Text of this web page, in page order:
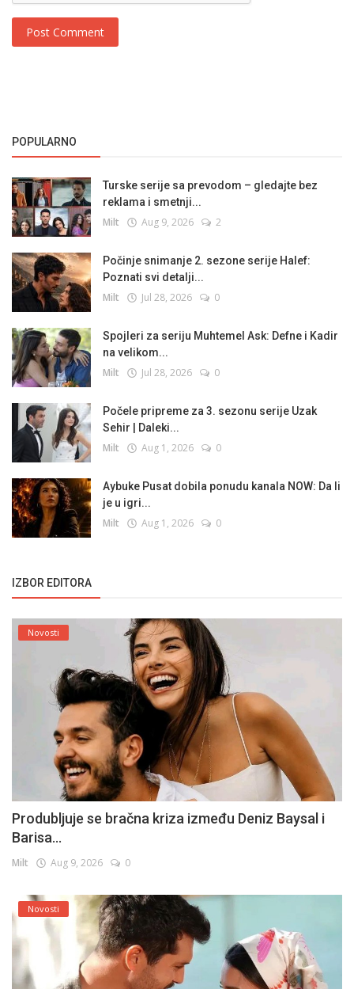
Post Comment
POPULARNO
Turske serije sa prevodom – gledajte bez
reklama i smetnji...
Milt Aug 9, 2026 2
Počinje snimanje 2. sezone serije Halef:
Poznati svi detalji...
Milt Jul 28, 2026 0
Spojleri za seriju Muhtemel Ask: Defne i Kadir
na velikom...
Milt Jul 28, 2026 0
Počele pripreme za 3. sezonu serije Uzak
Sehir | Daleki...
Milt Aug 1, 2026 0
Aybuke Pusat dobila ponudu kanala NOW: Da li
je u igri...
Milt Aug 1, 2026 0
IZBOR EDITORA
Novosti
Produbljuje se bračna kriza između Deniz Baysal i
Barisa...
Milt Aug 9, 2026 0
Novosti